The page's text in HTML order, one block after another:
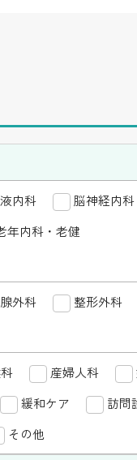
内科 脳神経内科
年内科・老健
外科 整形外科
産婦人科
緩和ケア
訪問
その他
科 循環器内科
・膠原病リウマチ内科
呼吸器外科
皮膚科 美
リハビリテーシ
メディカルドクター